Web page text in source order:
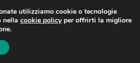
utilizziamo cookie o tecnologie
nella cookie policyper offrirti la migliore